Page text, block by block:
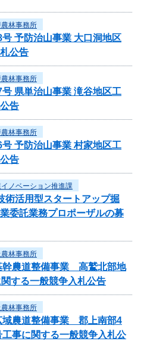
林事務所
号 予防治山事業 大口洞地区
公告
林事務所
号 県単治山事業 滝谷地区工
告
林事務所
号 予防治山事業 村家地区工
告
イノベーション推進課
術活用型スタートアップ掘
委託業務プロポーザルの募
林事務所
幹農道整備事業 高鷲北部地
する一般競争入札公告
林事務所
域農道整備事業 郡上南部4
事に関する一般競争入札公